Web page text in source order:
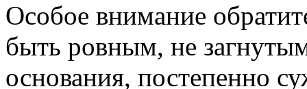
Особое внимание
быть ровным, не
основания, постепенно